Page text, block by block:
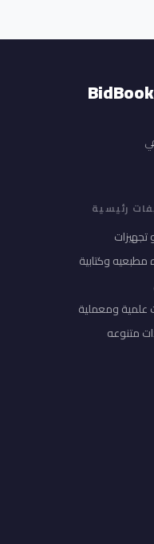
رئيسية
تجهيزات
مطبعيه وكتابية
علمية ومعملية
متنوعه